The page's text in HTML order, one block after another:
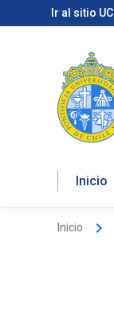
al
Ir al sitio UC
Inicio
Inicio